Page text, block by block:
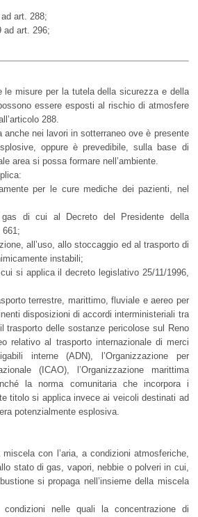
art. 288;
ad art. 296;
le misure per la tutela della sicurezza e della
essere esposti al rischio di atmosfere
288.
anche nei lavori in sotterraneo ove è presente
oppure è prevedibile, sulla base di
area si possa formare nell’ambiente.
per le cure mediche dei pazienti, nel
gas di cui al Decreto del Presidente della
661;
all’uso, allo stoccaggio ed al trasporto di
instabili;
si applica il decreto legislativo 25/11/1996,
terrestre, marittimo, fluviale e aereo per
disposizioni di accordi interministeriali tra
trasporto delle sostanze pericolose sul Reno
relativo al trasporto internazionale di merci
interne (ADN), l’Organizzazione per
(ICAO), l’Organizzazione marittima
la norma comunitaria che incorpora i
titolo si applica invece ai veicoli destinati ad
potenzialmente esplosiva.
miscela con l’aria, a condizioni atmosferiche,
stato di gas, vapori, nebbie o polveri in cui,
si propaga nell’insieme della miscela
condizioni nelle quali la concentrazione di